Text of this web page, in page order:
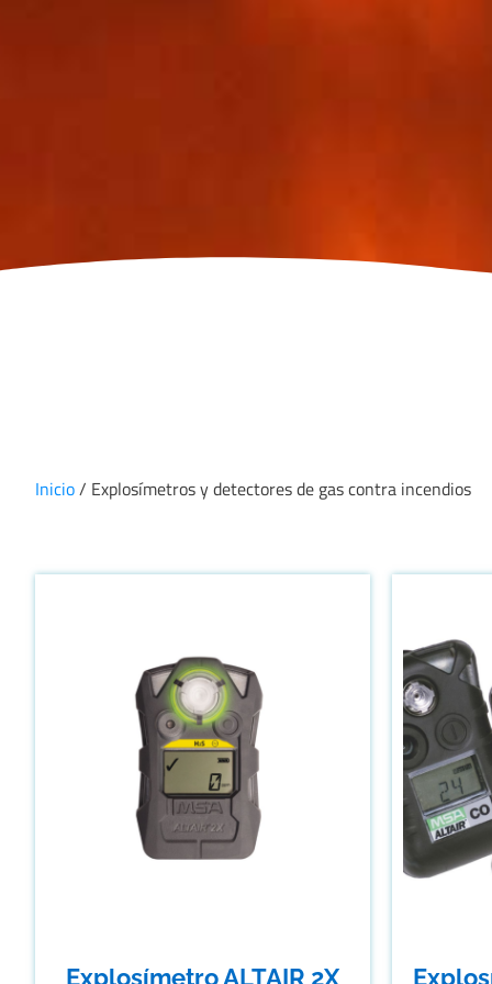
Inicio/ Explosímetros y detectores de gas contra incendios
Explosímetro ALTAIR 2X